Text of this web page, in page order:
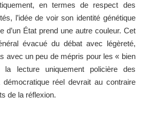
en termes de respect des
l’idée de voir son identité génétique
d’un État prend une autre couleur. Cet
évacué du débat avec légèreté,
avec un peu de mépris pour les « bien
lecture uniquement policière des
réel devrait au contraire
de la réflexion.